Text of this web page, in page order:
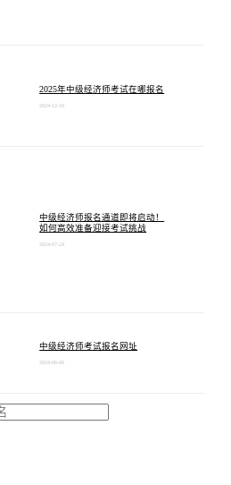
2025年中级经济师考试在哪报名
2024-12-10
中级经济师报名通道即将启动！
如何高效准备迎接考试挑战
2024-07-24
中级经济师考试报名网址
2024-06-06